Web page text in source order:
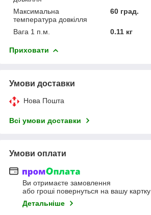
Максимальна
температура довкілля
60 град.
Вага 1 п.м. 0.11 кг
Приховати
Умови доставки
Нова Пошта
Всі умови доставки
Умови оплати
Ви отримаєте замовлення
або гроші повернуться на вашу картку
Детальніше